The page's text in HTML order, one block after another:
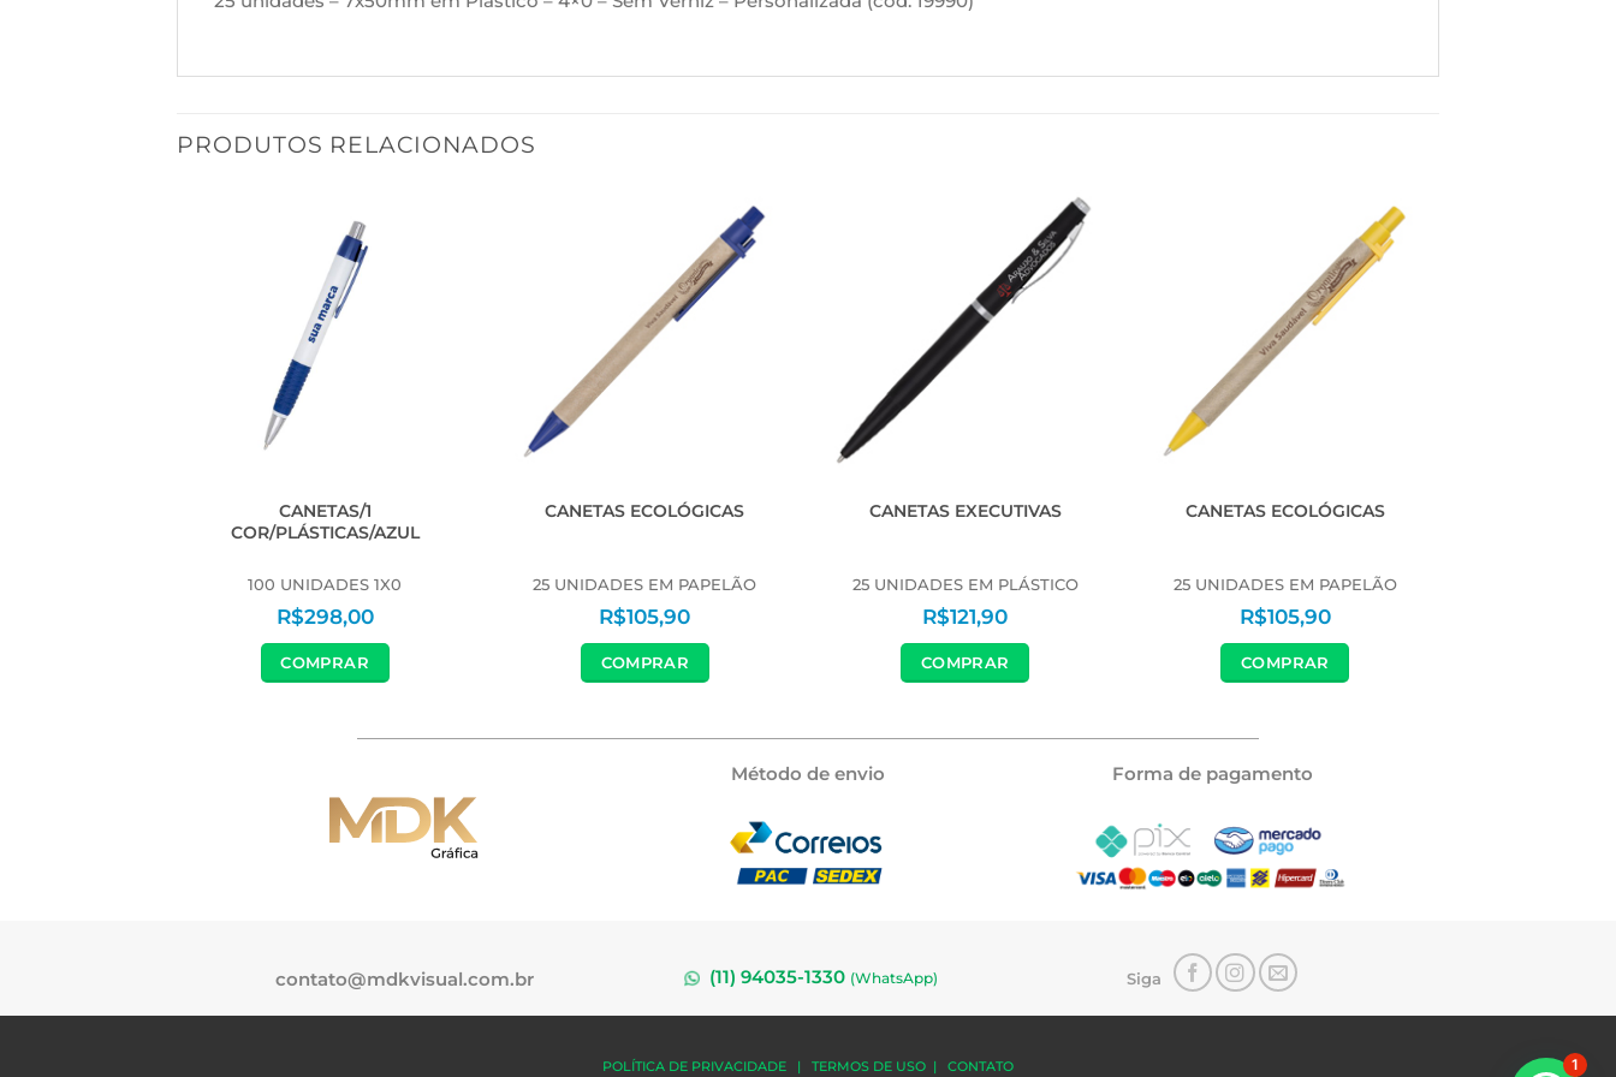
PRODUTOS RELACIONADOS
CANETAS/1
COR/PLÁSTICAS/AZUL
100 UNIDADES 1X0
R$298,00
COMPRAR
CANETAS ECOLÓGICAS
25 UNIDADES EM PAPELÃO
R$105,90
COMPRAR
CANETAS EXECUTIVAS
25 UNIDADES EM PLÁSTICO
R$121,90
COMPRAR
CANETAS ECOLÓGICAS
25 UNIDADES EM PAPELÃO
R$105,90
COMPRAR
Método de envio Forma de pagamento
contato@mdkvisual.com.br (11) 94035-1330 (WhatsApp) Siga
POLÍTICA DE PRIVACIDADE | TERMOS DE USO | CONTATO 1